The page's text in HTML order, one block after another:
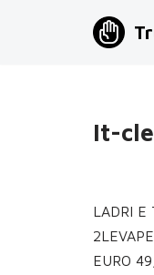
It-
LADRI E
EURO